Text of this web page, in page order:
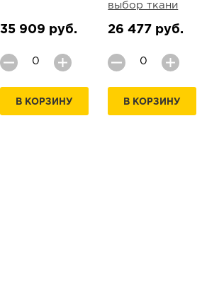
35 909 руб.
В КОРЗИНУ
выбор ткани
26 477 руб.
В КОРЗИНУ